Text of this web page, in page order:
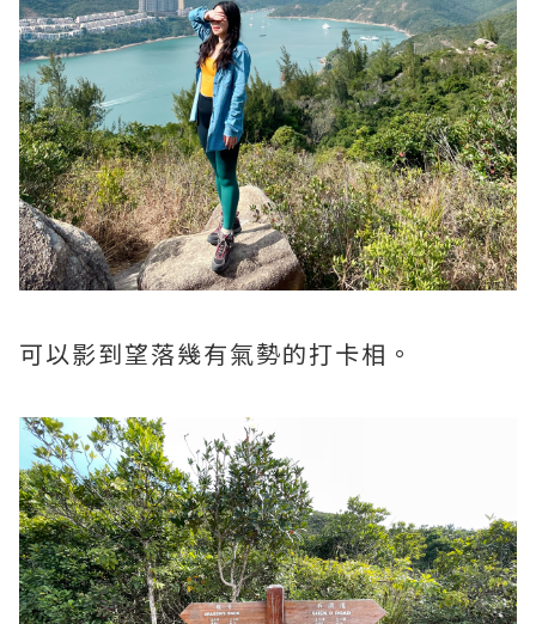
可以影到望落幾有氣勢的打卡相。